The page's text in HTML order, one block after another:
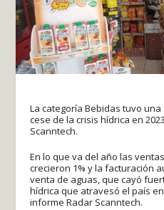
La categoría Bebidas tuvo
cese de la crisis hídrica en
Scanntech.
En lo que va del año las
crecieron 1% y la facturación
venta de aguas, que cayó
hídrica que atravesó el país
informe Radar Scanntech.